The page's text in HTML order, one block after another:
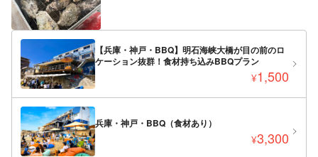
【兵庫・神戸・BBQ】明石海峡大橋が目の前のロ
ケーション抜群！食材持ち込みBBQプラン
¥1,500
兵庫・神戸・BBQ（食材あり）
¥3,300